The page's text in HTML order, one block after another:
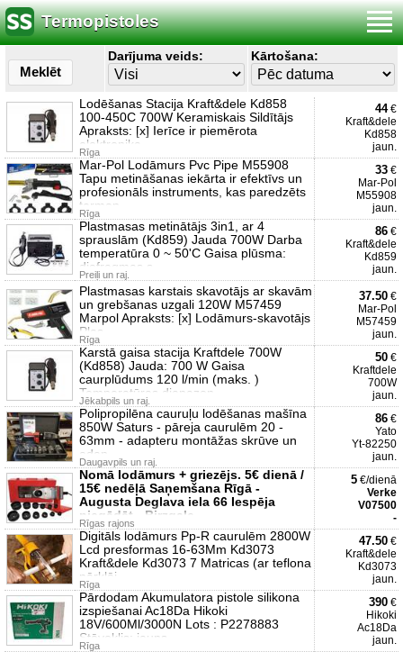
Termopistoles
Meklēt
Darījuma veids: Kārtošana:
Lodēšanas Stacija Kraft&dele Kd858
100-450C 700W Keramiskais Sildītājs
Apraksts: [x] Ierīce ir piemērota
elektronika
Rīga
44€
Kraft&dele
Kd858
jaun.
Mar-Pol Lodāmurs Pvc Pipe M55908
Tapu metināšanas iekārta ir efektīvs un
profesionāls instruments, kas paredzēts
termop
Rīga
33 €
Mar-Pol
M55908
jaun.
Plastmasas metinātājs 3in1, ar 4
sprauslām (Kd859) Jauda 700W Darba
temperatūra 0 ~ 50'C Gaisa plūsma:
diafragmas s
Preiļi un raj.
86 €
Kraft&dele
Kd859
jaun.
Plastmasas karstais skavotājs ar skavām
un grebšanas uzgali 120W M57459
Marpol Apraksts: [x] Lodāmurs-skavotājs
Plas
Rīga
37.50 €
Mar-Pol
M57459
jaun.
Karstā gaisa stacija Kraftdele 700W
(Kd858) Jauda: 700 W Gaisa
caurplūdums 120 l/min (maks. )
Temperatūras diapazon
Jēkabpils un raj.
50 €
Kraftdele
700W
jaun.
Polipropilēna cauruļu lodēšanas mašīna
850W Saturs - pāreja caurulēm 20 -
63mm - adapteru montāžas skrūve un
adap
Daugavpils un raj.
86 €
Yato
Yt-82250
jaun.
Nomā lodāmurs + griezējs. 5€ dienā /
15€ nedēļā Saņemšana Rīgā -
Augusta Deglava iela 66 Iespēja
piegādāt - Birzgale
Rīgas rajons
5 €/dienā
Verke
V07500
-
Digitāls lodāmurs Pp-R caurulēm 2800W
Lcd presformas 16-63Mm Kd3073
Kraft&dele Kd3073 7 Matricas (ar teflona
pārklāj
Rīga
47.50 €
Kraft&dele
Kd3073
jaun.
Pārdodam Akumulatora pistole silikona
izspiešanai Ac18Da Hikoki
18V/600Ml/3000N Lots : P2278883
Stāvoklis: jauns
Rīga
390 €
Hikoki
Ac18Da
jaun.